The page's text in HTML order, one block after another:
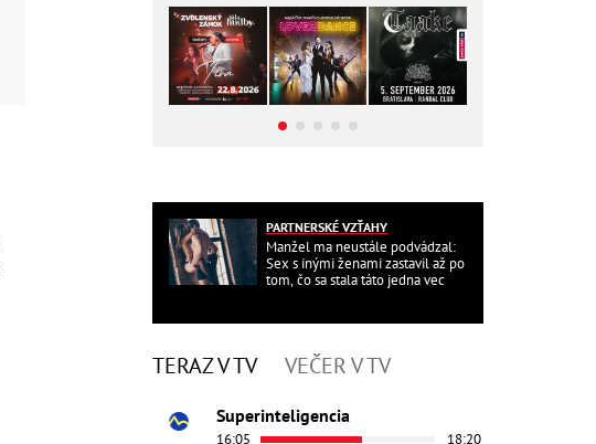
PARTNERSKÉ VZŤAHY
Manžel ma neustále podvádzal:
Sex s inými ženami zastavil až po
tom, čo sa stala táto jedna vec
TERAZ V TV VEČER V TV
Superinteligencia
16:05 18:20